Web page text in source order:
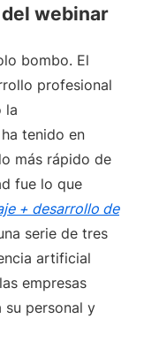
webinar
bombo. El
profesional
la
tenido en
más rápido de
fue lo que
+ desarrollo de
serie de tres
artificial
empresas
su personal y